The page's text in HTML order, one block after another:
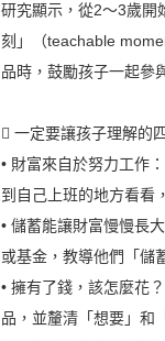
研究顯示，從2～3歲開
刻」（teachable
品時，鼓勵孩子一起參
 一定要讓孩子理解的
• 財富來自於努力工作
到自己上班的地方看看
• 儲蓄能讓財富慢慢長
或基金，教導他們「儲
• 擁有了錢，該怎麼花
品，並釐清「想要」和